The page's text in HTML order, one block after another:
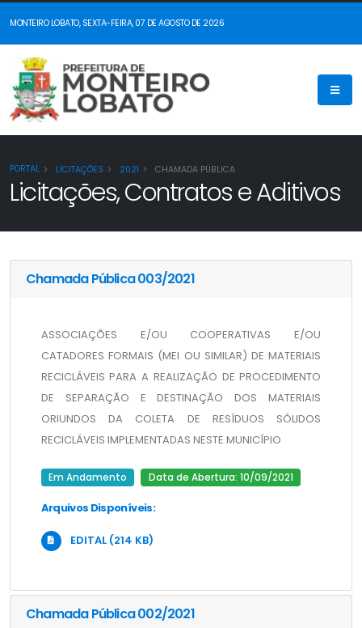
MONTEIRO LOBATO, SEXTA-FEIRA, 07 DE AGOSTO DE 2026
PORTAL LICITAÇÕES 2021 CHAMADA PÚBLICA
Licitações, Contratos e Aditivos
Chamada Pública 003/2021
ASSOCIAÇÕES E/OU COOPERATIVAS E/OU
CATADORES FORMAIS (MEI OU SIMILAR) DE MATERIAIS
RECICLÁVEIS PARA A REALIZAÇÃO DE PROCEDIMENTO
DE SEPARAÇÃO E DESTINAÇÃO DOS MATERIAIS
ORIUNDOS DA COLETA DE RESÍDUOS SÓLIDOS
RECICLÁVEIS IMPLEMENTADAS NESTE MUNICÍPIO
Em Andamento Data de Abertura: 10/09/2021
Arquivos Disponíveis:
EDITAL (214 KB)
Chamada Pública 002/2021